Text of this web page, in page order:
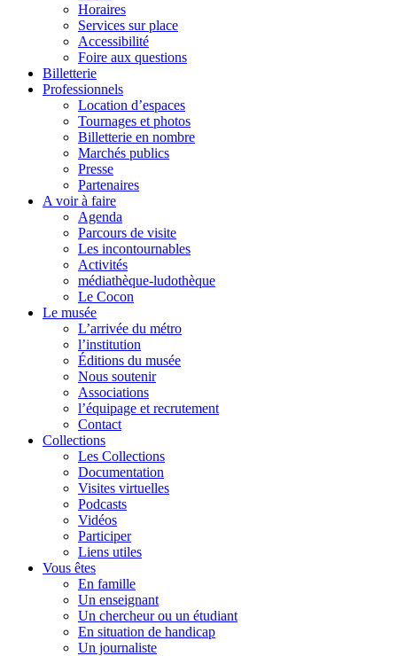
Horaires
Services sur place
Accessibilité
Foire aux questions
Billetterie
Professionnels
Location d’espaces
Tournages et photos
Billetterie en nombre
Marchés publics
Presse
Partenaires
A voir à faire
Agenda
Parcours de visite
Les incontournables
Activités
médiathèque-ludothèque
Le Cocon
Le musée
L’arrivée du métro
l’institution
Éditions du musée
Nous soutenir
Associations
l’équipage et recrutement
Contact
Collections
Les Collections
Documentation
Visites virtuelles
Podcasts
Vidéos
Participer
Liens utiles
Vous êtes
En famille
Un enseignant
Un chercheur ou un étudiant
En situation de handicap
Un journaliste